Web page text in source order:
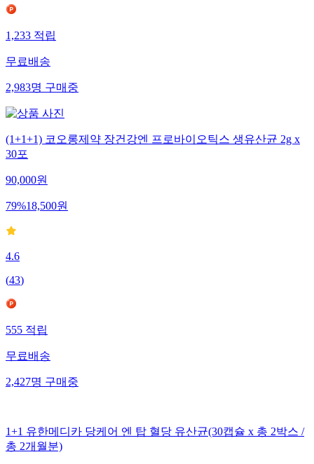
1,233적립
무료배송
2,983명구매중
(1+1+1) 코오롱제약 장건강엔 프로바이오틱스 생유산균 2g x
30포
90,000원
79%18,500원
4.6
(43)
555적립
무료배송
2,427명구매중
1+1 유한메디카 당케어 엔 탑 혈당 유산균(30캡슐 x 총 2박스 /
총 2개월분)